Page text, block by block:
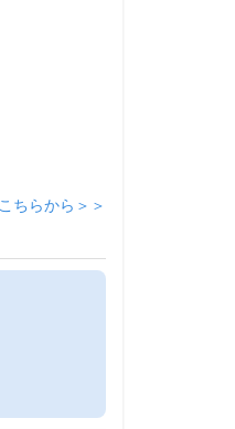
こちらから＞＞